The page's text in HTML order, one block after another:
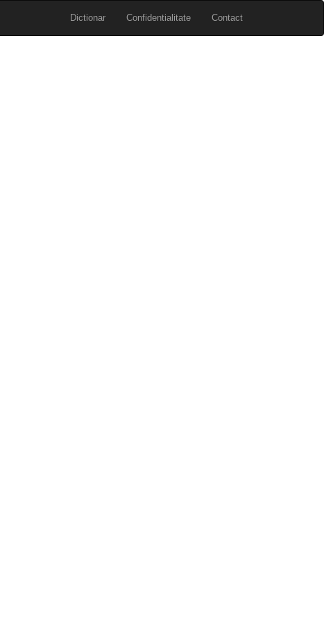
Dictionar Confidentialitate Contact